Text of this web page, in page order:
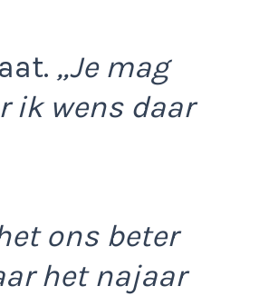
„Je mag
ik wens daar
ons beter
het najaar